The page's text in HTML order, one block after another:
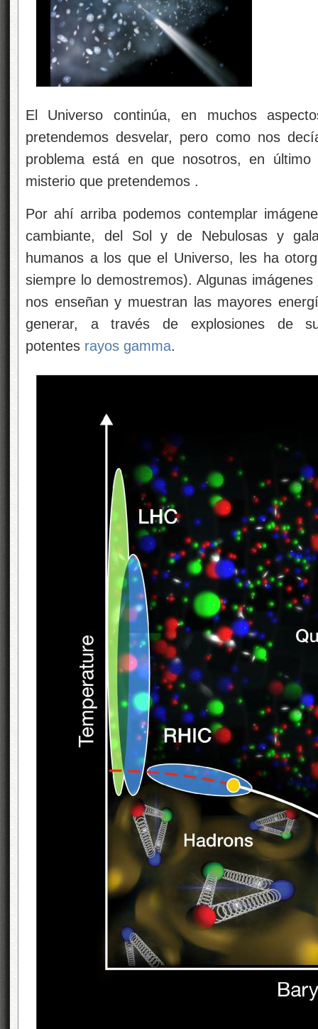
El Universo continúa, en muchos
pretendemos desvelar, pero como nos
problema está en que nosotros, en
misterio que pretendemos .
Por ahí arriba podemos contemplar
cambiante, del Sol y de Nebulosas y
humanos a los que el Universo, les ha
siempre lo demostremos). Algunas
nos enseñan y muestran las mayores
generar, a través de explosiones de
potentes rayos gamma.